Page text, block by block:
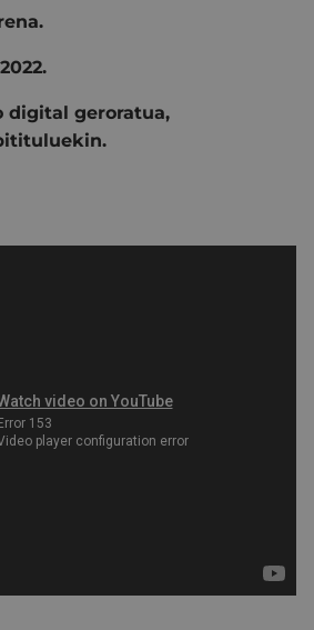
digital geroratua,